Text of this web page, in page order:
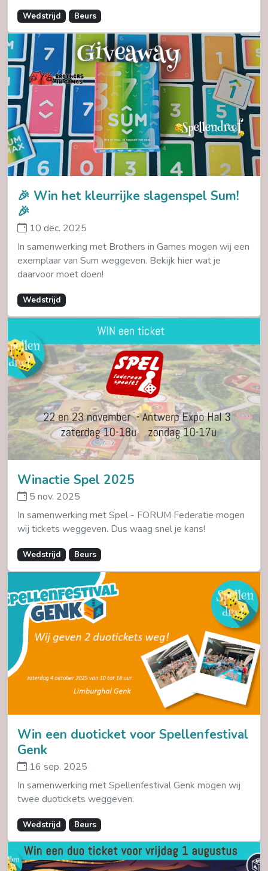
Wedstrijd Beurs
🎉 Win het kleurrijke slagenspel Sum!
🎉
10 dec. 2025
In samenwerking met Brothers in Games mogen wij een
exemplaar van Sum weggeven. Bekijk hier wat je
daarvoor moet doen!
Wedstrijd
Winactie Spel 2025
5 nov. 2025
In samenwerking met Spel - FORUM Federatie mogen
wij tickets weggeven. Dus waag snel je kans!
Wedstrijd Beurs
Win een duoticket voor Spellenfestival
Genk
16 sep. 2025
In samenwerking met Spellenfestival Genk mogen wij
twee duotickets weggeven.
Wedstrijd Beurs